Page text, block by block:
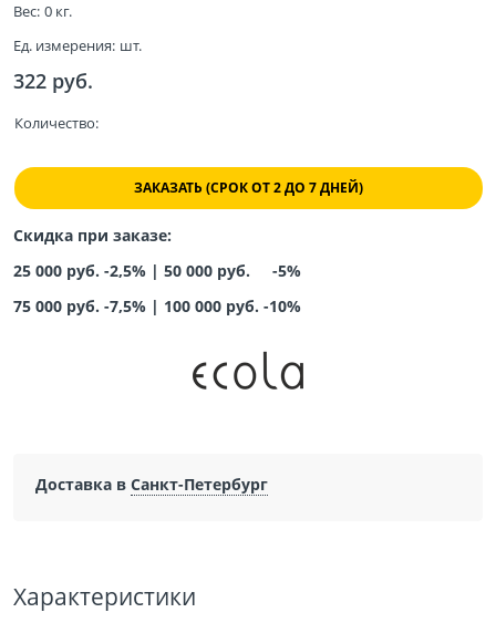
Вес: 0 кг.
Ед. измерения: шт.
322 руб.
Количество:
ЗАКАЗАТЬ (СРОК ОТ 2 ДО 7 ДНЕЙ)
Скидка при заказе:
25 000 руб. -2,5% | 50 000 руб. -5%
75 000 руб. -7,5% | 100 000 руб. -10%
Доставка в Санкт-Петербург
Характеристики